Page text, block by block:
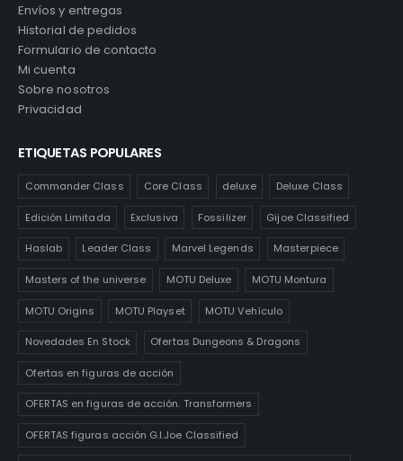
Envíos y entregas
Historial de pedidos
Formulario de contacto
Mi cuenta
Sobre nosotros
Privacidad
ETIQUETAS POPULARES
Commander Class Core Class deluxe Deluxe Class
Edición Limitada Exclusiva Fossilizer Gijoe Classified
Haslab Leader Class Marvel Legends Masterpiece
Masters of the universe MOTU Deluxe MOTU Montura
MOTU Origins MOTU Playset MOTU Vehículo
Novedades En Stock Ofertas Dungeons & Dragons
Ofertas en figuras de acción
OFERTAS en figuras de acción. Transformers
OFERTAS figuras acción G.I.Joe Classified